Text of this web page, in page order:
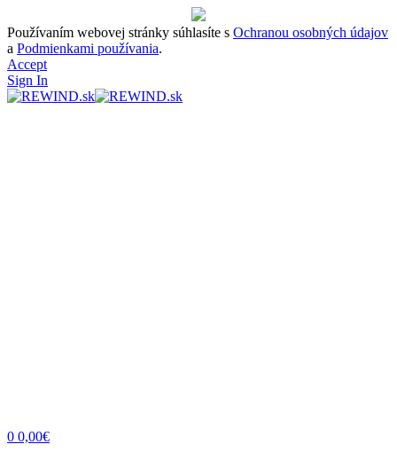
Používaním webovej stránky súhlasíte s Ochranou osobných údajov
a Podmienkami používania.
Accept
Sign In
0 0,00€